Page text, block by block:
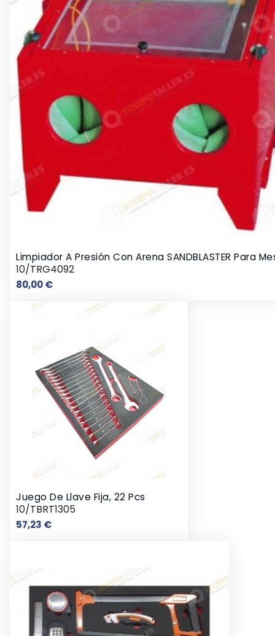
Limpiador A Presión Con Arena SANDBLASTER Para
10/TRG4092
80,00 €Precio
Juego De Llave Fija, 22 Pcs
10/TBRT1305
57,23 €Precio